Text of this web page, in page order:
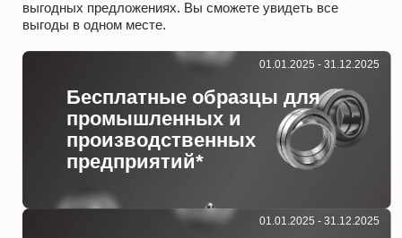
выгодных предложениях. Вы сможете увидеть все
выгоды в одном месте.
Бесплатные образцы для
промышленных и
производственных
предприятий*
01.01.2025 - 31.12.2025
01.01.2025 - 31.12.2025